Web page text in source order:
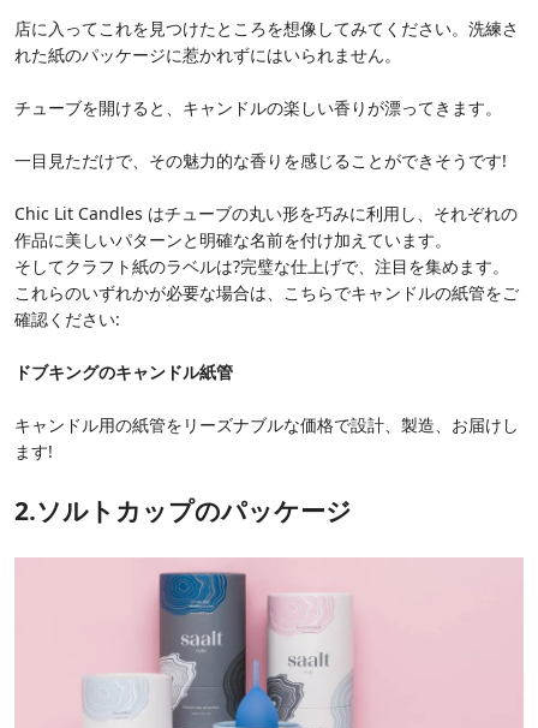
店に入ってこれを見つけたところを想像してみてください。洗練さ
れた紙のパッケージに惹かれずにはいられません。
チューブを開けると、キャンドルの楽しい香りが漂ってきます。
一目見ただけで、その魅力的な香りを感じることができそうです!
Chic Lit Candles はチューブの丸い形を巧みに利用し、それぞれの
作品に美しいパターンと明確な名前を付け加えています。
そしてクラフト紙のラベルは?完璧な仕上げで、注目を集めます。
これらのいずれかが必要な場合は、こちらでキャンドルの紙管をご
確認ください:
ドブキングのキャンドル紙管
キャンドル用の紙管をリーズナブルな価格で設計、製造、お届けし
ます!
2.ソルトカップのパッケージ